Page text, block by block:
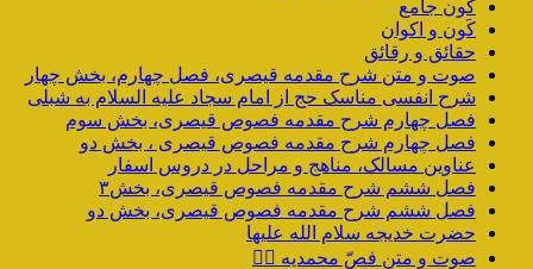
کَون جامع
کَون و اکوان
حقائق و رقائق
صوت و متن شرح مقدمه قیصری، فصل چهارم، بخش چهار
شرح انفسی مناسک حج از امام سجاد علیه السلام به شبلی
فصل چهارم شرح مقدمه فصوص قیصری، بخش سوم
فصل چهارم شرح مقدمه فصوص قیصری ، بخش دو
عناوین مسالک، مناهج و مراحل در دروس اسفار
فصل ششم شرح مقدمه فصوص قیصری، بخش۳
فصل ششم شرح مقدمه فصوص قیصری، بخش دو
حضرت خدیجه سلام الله علیها
صوت و متن فصّ محمدیه ۴️⃣